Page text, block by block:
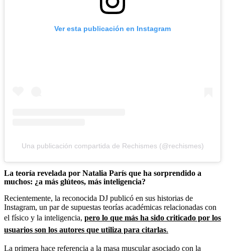
Ver esta publicación en Instagram
Una publicación compartida de Rechismes (@rechismes)
La teoría revelada por Natalia París que ha sorprendido a
muchos: ¿a más glúteos, más inteligencia?
Recientemente, la reconocida DJ publicó en sus historias de
Instagram, un par de supuestas teorías académicas relacionadas con
el físico y la inteligencia, pero lo que más ha sido criticado por los
usuarios son los autores que utiliza para citarlas.
La primera hace referencia a la masa muscular asociado con la